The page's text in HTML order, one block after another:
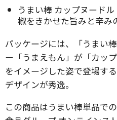
うまい棒 カップヌード
椒をきかせた旨みと辛み
パッケージには、「うまい
ー「うまえもん」が「カッ
をイメージした姿で登場す
デザインが秀逸。
この商品はうまい棒単品で